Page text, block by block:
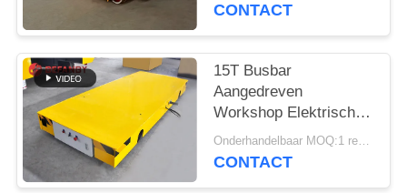
CONTACT
15T Busbar
Aangedreven
Workshop Elektrisch
Behandelingsvoertuig
op Sporen
Onderhandelbaar MOQ:1 reeks/reeksen
CONTACT